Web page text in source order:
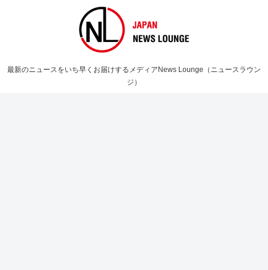
最新のニュースをいち早くお届けするメディアNews Lounge（ニュースラウン
ジ）